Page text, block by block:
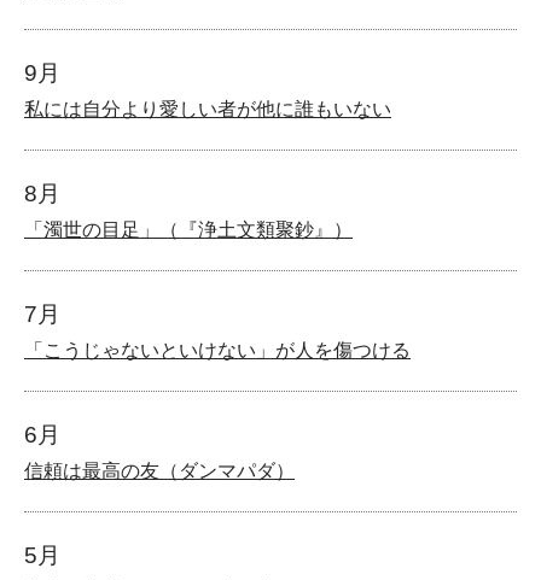
9月
私には自分より愛しい者が他に誰もいない
8月
「濁世の目足」（『浄土文類聚鈔』）
7月
「こうじゃないといけない」が人を傷つける
6月
信頼は最高の友（ダンマパダ）
5月